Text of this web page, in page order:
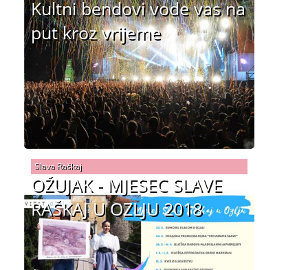
Kultni bendovi vode vas na
put kroz vrijeme
OŽUJAK - MJESEC SLAVE
RAŠKAJ U OZLJU 2018
Slava Raškaj